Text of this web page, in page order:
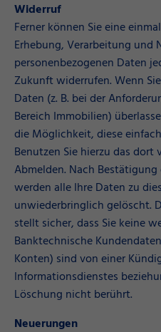
Widerruf
Ferner können Sie eine
Erhebung, Verarbeitung und
personenbezogenen Daten
Zukunft widerrufen. Wenn
Daten (z. B. bei der
Bereich Immobilien)
die Möglichkeit, diese
Benutzen Sie hierzu das dort
Abmelden. Nach
werden alle Ihre Daten zu
unwiederbringlich gelöscht.
stellt sicher, dass Sie keine
Banktechnische
Konten) sind von einer
Informationsdienstes
Löschung nicht berührt.
Neuerungen